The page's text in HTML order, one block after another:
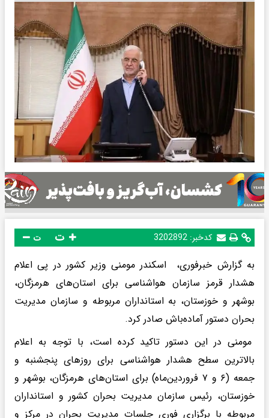
کدخبر: 3202892 ت
به گزارش خبرفوری، اسکندر مومنی وزیر کشور در پی اعلام
هشدار قرمز سازمان هواشناسی برای استان‌های هرمزگان،
بوشهر و خوزستان، به استانداران مربوطه و سازمان مدیریت
بحران دستور آماده‌باش صادر کرد.
مومنی در این دستور تاکید کرده است، با توجه به اعلام
بالاترین سطح هشدار هواشناسی برای روزهای پنجشنبه و
جمعه (۶ و ۷ فروردین‌ماه) برای استان‌های هرمزگان، بوشهر و
خوزستان، رئیس سازمان مدیریت بحران کشور و استانداران
مربوطه با برگزاری فوری جلسات مدیریت بحران در مرکز و